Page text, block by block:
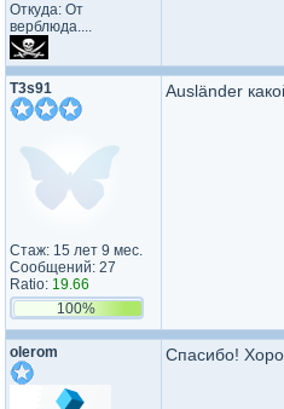
Откуда: От
верблюда....
T3s91
Стаж: 15 лет 9 мес.
Сообщений: 27
Ratio: 19.66
100%
Ausländer
olerom Спасибо!